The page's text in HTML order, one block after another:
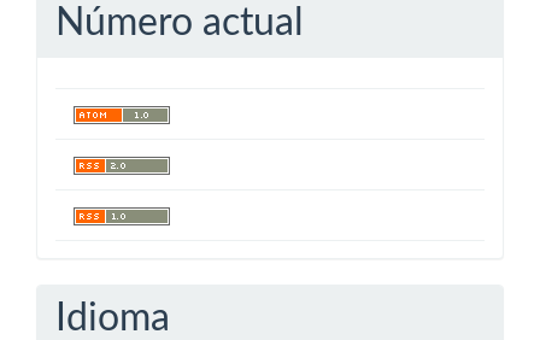
Número actual
Idioma